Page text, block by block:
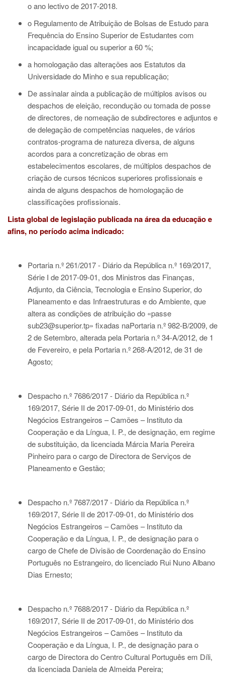
o ano lectivo de 2017-2018.
o Regulamento de Atribuição de Bolsas de Estudo para
Frequência do Ensino Superior de Estudantes com
incapacidade igual ou superior a 60 %;
a homologação das alterações aos Estatutos da
Universidade do Minho e sua republicação;
De assinalar ainda a publicação de múltiplos avisos ou
despachos de eleição, recondução ou tomada de posse
de directores, de nomeação de subdirectores e adjuntos e
de delegação de competências naqueles, de vários
contratos-programa de natureza diversa, de alguns
acordos para a concretização de obras em
estabelecimentos escolares, de múltiplos despachos de
criação de cursos técnicos superiores profissionais e
ainda de alguns despachos de homologação de
classificações profissionais.
Lista global de legislação publicada na área da educação e
afins, no período acima indicado:
Portaria n.º 261/2017 - Diário da República n.º 169/2017,
Série I de 2017-09-01, dos Ministros das Finanças,
Adjunto, da Ciência, Tecnologia e Ensino Superior, do
Planeamento e das Infraestruturas e do Ambiente, que
altera as condições de atribuição do «passe
sub23@superior.tp» fixadas naPortaria n.º 982-B/2009, de
2 de Setembro, alterada pela Portaria n.º 34-A/2012, de 1
de Fevereiro, e pela Portaria n.º 268-A/2012, de 31 de
Agosto;
Despacho n.º 7686/2017 - Diário da República n.º
169/2017, Série II de 2017-09-01, do Ministério dos
Negócios Estrangeiros – Camões – Instituto da
Cooperação e da Língua, I. P., de designação, em regime
de substituição, da licenciada Márcia Maria Pereira
Pinheiro para o cargo de Directora de Serviços de
Planeamento e Gestão;
Despacho n.º 7687/2017 - Diário da República n.º
169/2017, Série II de 2017-09-01, do Ministério dos
Negócios Estrangeiros – Camões – Instituto da
Cooperação e da Língua, I. P., de designação para o
cargo de Chefe de Divisão de Coordenação do Ensino
Português no Estrangeiro, do licenciado Rui Nuno Albano
Dias Ernesto;
Despacho n.º 7688/2017 - Diário da República n.º
169/2017, Série II de 2017-09-01, do Ministério dos
Negócios Estrangeiros – Camões – Instituto da
Cooperação e da Língua, I. P., de designação para o
cargo de Directora do Centro Cultural Português em Díli,
da licenciada Daniela de Almeida Pereira;